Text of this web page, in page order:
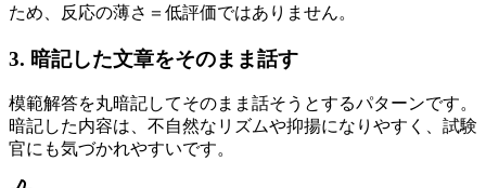
ため、反応の薄さ＝低評価ではありません。
3. 暗記した文章をそのまま話す
模範解答を丸暗記してそのまま話そうとするパターンです。
暗記した内容は、不自然なリズムや抑揚になりやすく、試験
官にも気づかれやすいです。